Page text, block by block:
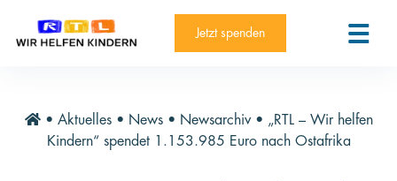
RTL-Spendenmarathon 2025
News
Informieren
Kontakt
Jetzt spenden
• Aktuelles• News• Newsarchiv• „RTL – Wir helfen
Kindern“ spendet 1.153.985 Euro nach Ostafrika